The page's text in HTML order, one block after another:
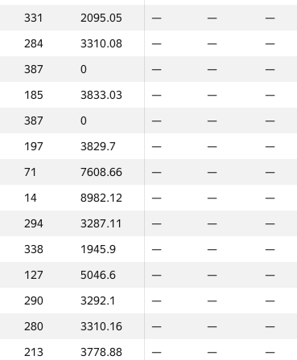
331 2095.05 — — —
284 3310.08 — — —
387 0 — — —
185 3833.03 — — —
387 0 — — —
197 3829.7 — — —
71 7608.66 — — —
14 8982.12 — — —
294 3287.11 — — —
338 1945.9 — — —
127 5046.6 — — —
290 3292.1 — — —
280 3310.16 — — —
213 3778.88 — — —
384 161.31 — — —
387 0 — — —
368 1441.38 — — —
172 4146.07 — — —
256 3485.8 — — —
161 4304.89 6 25
387 0 — — —
316 2813.51 — — —
363 1470.71 — — —
249 3607.54 — — —
262 3430.43 — — —
387 0 — — —
236 3706.62 — — —
5 9297.53 36 7